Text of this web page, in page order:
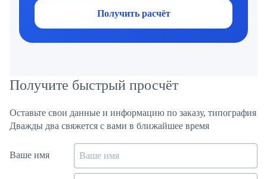
Получить расчёт
Получите быстрый просчёт
Оставьте свои данные и информацию по заказу, типография
Дважды два свяжется с вами в ближайшее время
Ваше имя